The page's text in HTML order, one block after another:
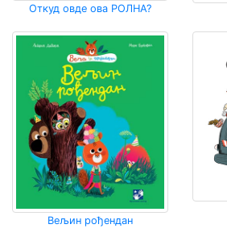
Откуд овде ова РОЛНА?
Вељин рођендан